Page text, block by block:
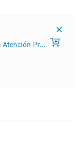
Pr...